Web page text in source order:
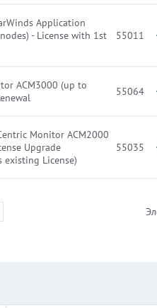
Application
- License with 1st
55011
ACM3000 (up to
55064
Monitor ACM2000
Upgrade
existing License)
55035